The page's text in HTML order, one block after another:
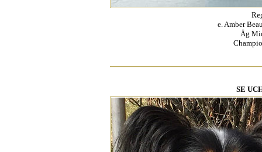
e. Amber
Äg
SE